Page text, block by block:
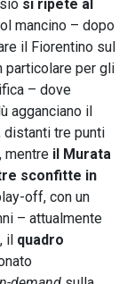
si ripete al
mancino – dopo
il Fiorentino sul
particolare per gli
– dove
agganciano il
distanti tre punti
mentre il Murata
sconfitte in
off, con un
– attualmente
il quadro